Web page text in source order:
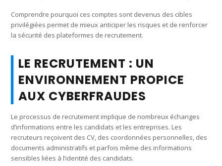
Comprendre pourquoi ces comptes sont devenus des cibles
privilégiées permet de mieux anticiper les risques et de renforcer
la sécurité des plateformes de recrutement.
LE RECRUTEMENT : UN
ENVIRONNEMENT PROPICE
AUX CYBERFRAUDES
Le processus de recrutement implique de nombreux échanges
d’informations entre les candidats et les entreprises. Les
recruteurs reçoivent des CV, des coordonnées personnelles, des
documents administratifs et parfois même des informations
sensibles liées à l’identité des candidats.